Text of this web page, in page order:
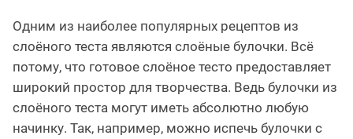
Одним из наиболее популярных рецептов из
слоёного теста являются слоёные булочки. Всё
потому, что готовое слоёное тесто предоставляет
широкий простор для творчества. Ведь булочки из
слоёного теста могут иметь абсолютно любую
начинку. Так, например, можно испечь булочки с